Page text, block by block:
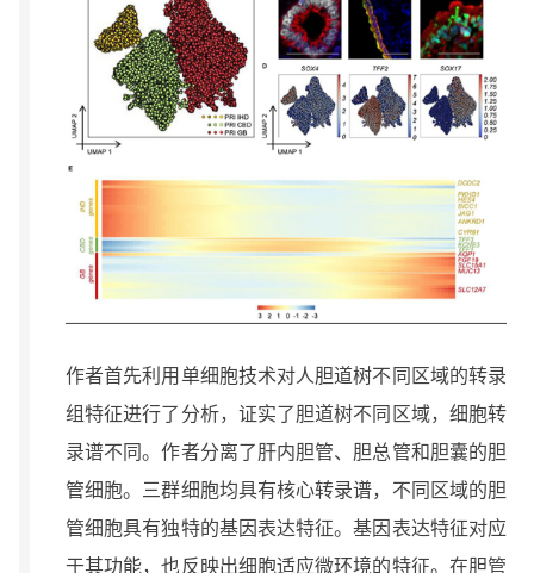
作者首先利用单细胞技术对人胆道树不同区域的转录
组特征进行了分析，证实了胆道树不同区域，细胞转
录谱不同。作者分离了肝内胆管、胆总管和胆囊的胆
管细胞。三群细胞均具有核心转录谱，不同区域的胆
管细胞具有独特的基因表达特征。基因表达特征对应
于其功能，也反映出细胞适应微环境的特征。在胆管